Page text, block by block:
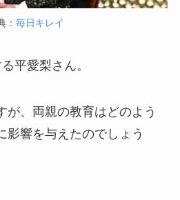
： 毎日キレイ
平愛梨さん。
が、両親の教育はどのよう
影響を与えたのでしょう